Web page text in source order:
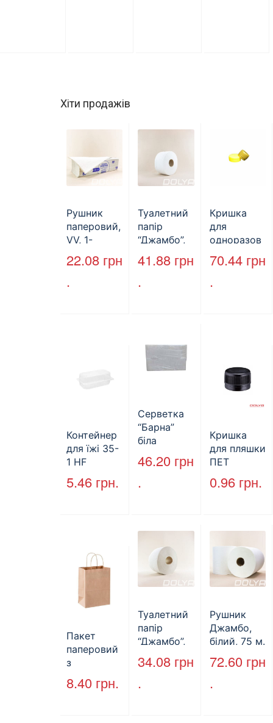
Хіти продажів
Рушник
паперовий,
VV, 1-
шаровий,
макулатура
22.08 грн
.
Туалетний
папір
“Джамбо”,
B2B
Service,
41.88 грн
.
Кришка
для
одноразов
ої пляшки,
ПЕТ,
70.44 грн
.
Контейнер
для їжі 35-
1 HF
227*127*85
мм
5.46 грн.
Серветка
“Барна”
біла
PAPERO
500 шт (6/
46.20 грн
.
Кришка
для пляшки
ПЕТ
стандарт
(КВ-28мм),
0.96 грн.
Пакет
паперовий
з
крученими
ручками,
8.40 грн.
Туалетний
папір
“Джамбо”,
130м.
34.08 грн
.
Рушник
Джамбо,
білий, 75 м.
72.60 грн
.